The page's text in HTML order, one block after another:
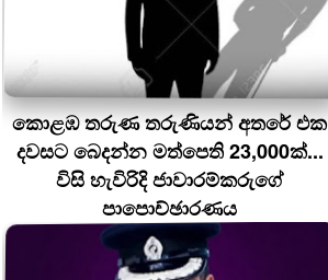
කොළඹ තරුණ තරුණියන් අතරේ එක
දවසට බෙදන්න මත්පෙති 23,000ක්...
විසි හැවිරිදි ජාවාරම්කරුගේ
පාපොච්ඡාරණය